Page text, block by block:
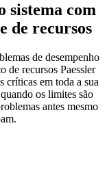
sistema com
de recursos
de desempenho
de recursos Paessler
críticas em toda a sua
os limites são
antes mesmo